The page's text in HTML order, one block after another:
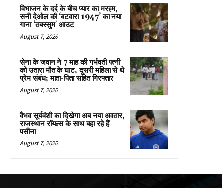
विभाजन के दर्द के बीच प्यार का मरहम,
सनी देओल की ‘बटवारा 1947’ का नया
गाना ‘तबस्सुम’ आउट
August 7, 2026
सेना के जवान ने 7 माह की गर्भवती पत्नी
को उतारा मौत के घाट, दूसरी महिला से थे
प्रेम संबंध; माता-पिता सहित गिरफ्तार
August 7, 2026
वैभव सूर्यवंशी का दिखेगा अब नया अवतार,
राजस्थान रॉयल्स के साथ बहा रहे हैं
पसीना
August 7, 2026